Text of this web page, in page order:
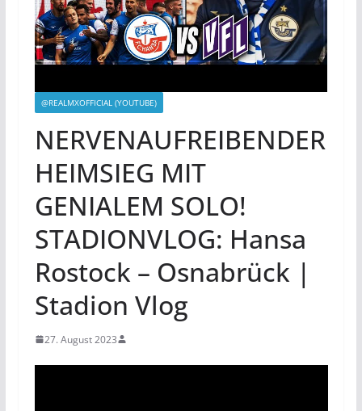
@REALMXOFFICIAL (YOUTUBE)
NERVENAUFREIBENDER
HEIMSIEG MIT
GENIALEM SOLO!
STADIONVLOG: Hansa
Rostock – Osnabrück |
Stadion Vlog
27. August 2023